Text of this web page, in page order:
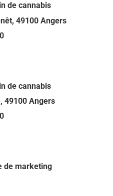
de cannabis
49100 Angers
de cannabis
49100 Angers
de marketing